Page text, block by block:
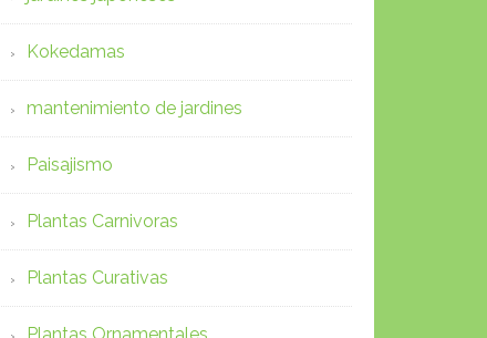
Kokedamas
mantenimiento de jardines
Paisajismo
Plantas Carnivoras
Plantas Curativas